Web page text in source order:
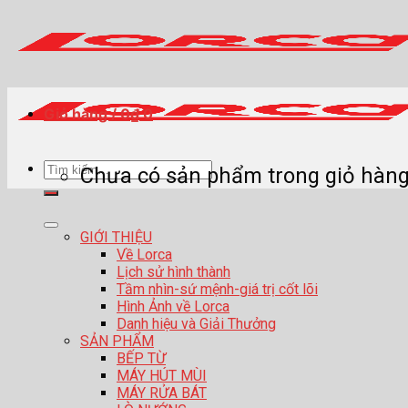
content
Tìm
kiếm:
GIỚI THIỆU
Về Lorca
Lịch sử hình thành
Tầm nhìn-sứ mệnh-giá trị cốt lõi
Hình Ảnh về Lorca
Danh hiệu và Giải Thưởng
SẢN PHẨM
BẾP TỪ
MÁY HÚT MÙI
MÁY RỬA BÁT
Giỏ hàng /0₫ 0
Chưa có sản phẩm trong giỏ